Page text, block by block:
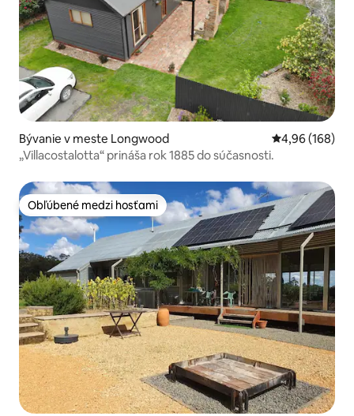
Bývanie v meste Longwood Priemerné
4,96 (168)
„Villacostalotta“ prináša rok 1885 do súčasnosti.
Obľúbené medzi hosťami
Obľúbené medzi hosťami